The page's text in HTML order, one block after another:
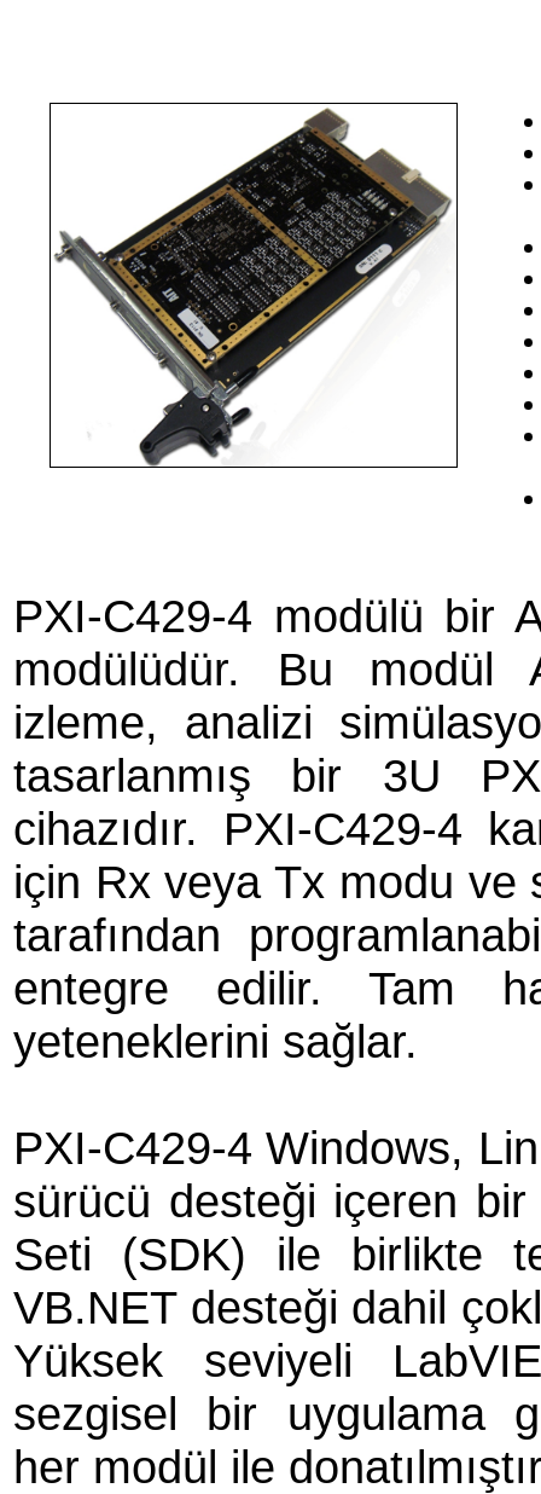
PXI-C429-4 modülü bir
modülüdür. Bu modül
izleme, analizi
tasarlanmış bir 3U
cihazıdır. PXI-C429-4
için Rx veya Tx modu ve
tarafından
entegre edilir. Tam
yeteneklerini sağlar.
PXI-C429-4 Windows,
sürücü desteği içeren bir
Seti (SDK) ile birlikte
VB.NET desteği dahil
Yüksek seviyeli
sezgisel bir uygulama
her modül ile